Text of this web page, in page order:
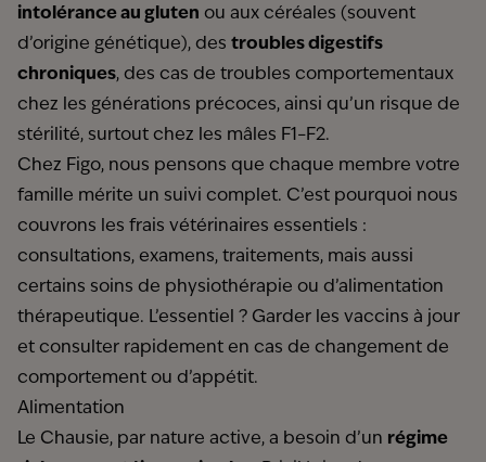
intolérance au gluten ou aux céréales (souvent
d’origine génétique), des troubles digestifs
chroniques, des cas de troubles comportementaux
chez les générations précoces, ainsi qu’un risque de
stérilité, surtout chez les mâles F1–F2.
Chez Figo, nous pensons que chaque membre votre
famille mérite un suivi complet. C’est pourquoi nous
couvrons les frais vétérinaires essentiels :
consultations, examens, traitements, mais aussi
certains soins de physiothérapie ou d’alimentation
thérapeutique. L’essentiel ? Garder les vaccins à jour
et consulter rapidement en cas de changement de
comportement ou d’appétit.
Alimentation
Le Chausie, par nature active, a besoin d’un régime